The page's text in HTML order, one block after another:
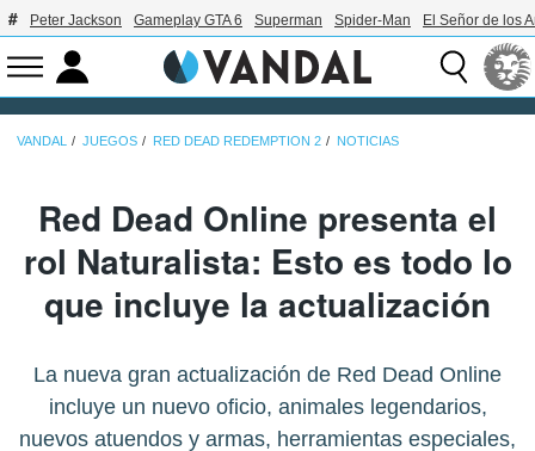
Peter Jackson Gameplay GTA 6 Superman Spider-Man El Señor de los
VANDAL JUEGOS RED DEAD REDEMPTION 2 NOTICIAS
Red Dead Online presenta el
rol Naturalista: Esto es todo lo
que incluye la actualización
La nueva gran actualización de Red Dead Online
incluye un nuevo oficio, animales legendarios,
nuevos atuendos y armas, herramientas especiales,